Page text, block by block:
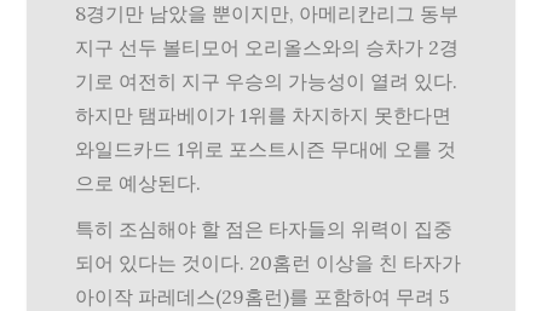
8경기만 남았을 뿐이지만, 아메리칸리그 동부
지구 선두 볼티모어 오리올스와의 승차가 2경
기로 여전히 지구 우승의 가능성이 열려 있다.
하지만 탬파베이가 1위를 차지하지 못한다면
와일드카드 1위로 포스트시즌 무대에 오를 것
으로 예상된다.
특히 조심해야 할 점은 타자들의 위력이 집중
되어 있다는 것이다. 20홈런 이상을 친 타자가
아이작 파레데스(29홈런)를 포함하여 무려 5